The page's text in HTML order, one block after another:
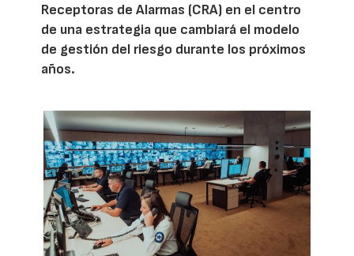
Receptoras de Alarmas (CRA) en el centro
de una estrategia que cambiará el modelo
de gestión del riesgo durante los próximos
años.